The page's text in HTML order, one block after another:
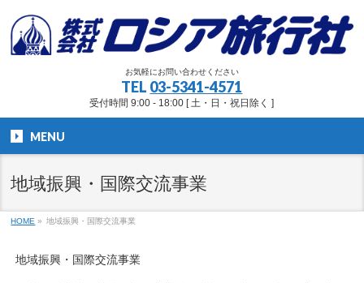
お気軽にお問い合わせください
TEL 03-5341-4571
受付時間 9:00 - 18:00 [ 土・日・祝日除く ]
MENU
地域振興・国際交流事業
HOME » 地域振興・国際交流事業
地域振興・国際交流事業